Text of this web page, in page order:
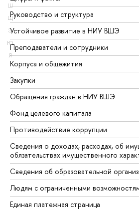
Ш
Щ
Э
Ю
Я
Руководство и структура
Устойчивое развитие в НИУ ВШЭ
Преподаватели и сотрудники
Корпуса и общежития
Закупки
Обращения граждан в НИУ ВШЭ
Фонд целевого капитала
Противодействие коррупции
Сведения о доходах, расходах, об
обязательствах имущественного
Сведения об образовательной
Людям с ограниченными
Единая платежная страница